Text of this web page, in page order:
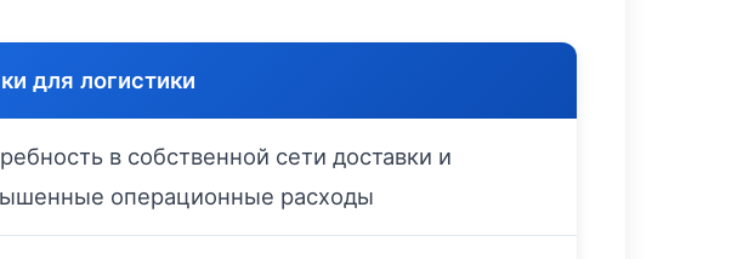
для логистики
в собственной сети доставки и
операционные расходы